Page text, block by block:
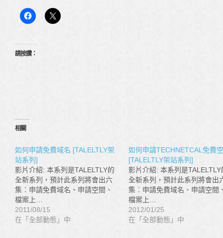
請按讚：
相關
如何申請免費域名 [TALELTLY架
站系列]
影片介紹: 本系列是TALELTLY的
全新系列，預計此系列將會出六
集︰申請免費域名、申請空間、
檔案上…
2011/08/15
在「全部動態」中
如何申請TECHNETCAL免費
[TALELTLY架站系列]
影片介紹: 本系列是TALELTLY
全新系列，預計此系列將會出
集︰申請免費域名、申請空間
檔案上…
2012/01/25
在「全部動態」中